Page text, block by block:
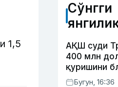
1,5
Сўнгги
АҚШ суди
400 млн
қуришини
Бугун, 16:36